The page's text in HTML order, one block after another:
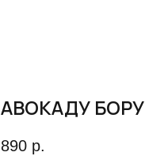
АВОКАДУ БОРУ
890 р.